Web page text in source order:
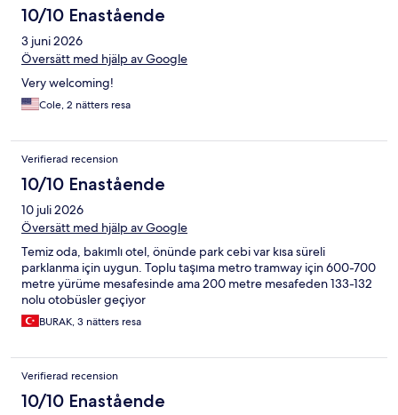
10/10 Enastående
3 juni 2026
Översätt med hjälp av Google
Very welcoming!
Cole, 2 nätters resa
Verifierad recension
10/10 Enastående
10 juli 2026
Översätt med hjälp av Google
Temiz oda, bakımlı otel, önünde park cebi var kısa süreli
parklanma için uygun. Toplu taşıma metro tramway için 600-700
metre yürüme mesafesinde ama 200 metre mesafeden 133-132
nolu otobüsler geçiyor
BURAK, 3 nätters resa
Verifierad recension
10/10 Enastående